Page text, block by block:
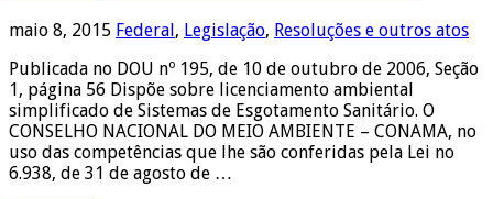
maio 8, 2015 Federal, Legislação, Resoluções e outros atos
Publicada no DOU nº 195, de 10 de outubro de 2006, Seção
1, página 56 Dispõe sobre licenciamento ambiental
simplificado de Sistemas de Esgotamento Sanitário. O
CONSELHO NACIONAL DO MEIO AMBIENTE – CONAMA, no
uso das competências que lhe são conferidas pela Lei no
6.938, de 31 de agosto de …